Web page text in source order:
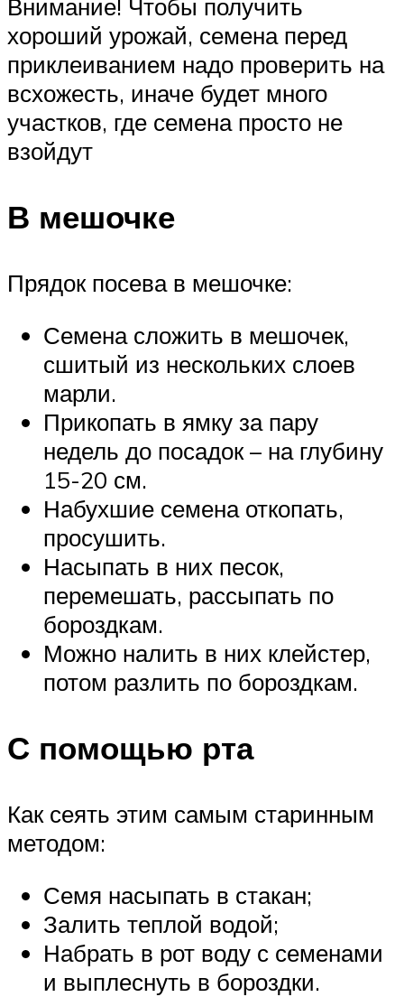
Внимание! Чтобы получить
хороший урожай, семена перед
приклеиванием надо проверить на
всхожесть, иначе будет много
участков, где семена просто не
взойдут
В мешочке
Прядок посева в мешочке:
Семена сложить в мешочек,
сшитый из нескольких слоев
марли.
Прикопать в ямку за пару
недель до посадок – на глубину
15-20 см.
Набухшие семена откопать,
просушить.
Насыпать в них песок,
перемешать, рассыпать по
бороздкам.
Можно налить в них клейстер,
потом разлить по бороздкам.
С помощью рта
Как сеять этим самым старинным
методом:
Семя насыпать в стакан;
Залить теплой водой;
Набрать в рот воду с семенами
и выплеснуть в бороздки.